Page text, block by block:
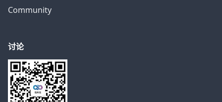
Community
讨论